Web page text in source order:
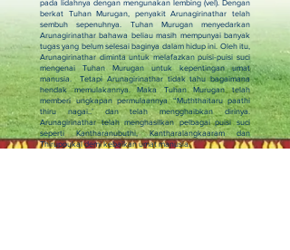
pada lidahnya dengan mengunakan lembing (vel). Dengan
berkat Tuhan Murugan, penyakit Arunagirinathar telah
sembuh sepenuhnya. Tuhan Murugan menyedarkan
Arunagirinathar bahawa beliau masih mempunyai banyak
tugas yang belum selesai baginya dalam hidup ini. Oleh itu,
Arunagirinathar diminta untuk melafazkan puisi-puisi suci
mengenai Tuhan Murugan untuk kepentingan umat
manusia. Tetapi Arunagirinathar tidak tahu bagaimana
hendak memulakannya. Maka Tuhan Murugan telah
memberi ungkapan permulaannya “Muththaitaru paathi
thiru nagai..’ dan telah mengghaibkan dirinya.
Arunagirinathar telah menghasilkan pelbagai puisi suci
seperti Kantharanubuthi, Kantharalangkaaram dan
Thiruppukal demi kebaikan umat manusia.